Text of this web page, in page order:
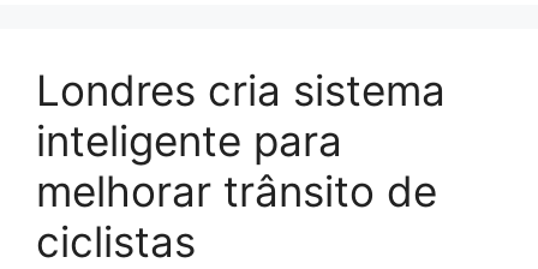
Londres cria sistema
inteligente para
melhorar trânsito de
ciclistas